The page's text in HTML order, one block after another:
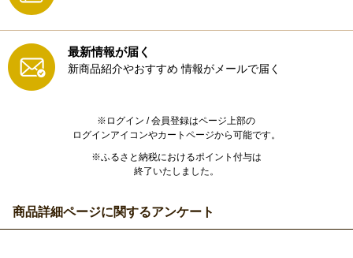
最新情報が届く
新商品紹介やおすすめ 情報がメールで届く
※ログイン / 会員登録はページ上部の
ログインアイコンやカートページから可能です。
※ふるさと納税におけるポイント付与は
終了いたしました。
商品詳細ページに関するアンケート